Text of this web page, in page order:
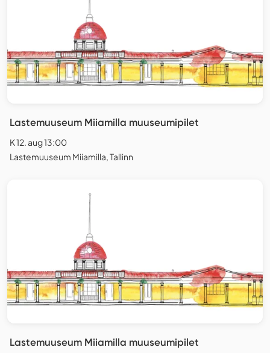
Lastemuuseum Miiamilla muuseumipilet
K 12. aug 13:00
Lastemuuseum Miiamilla, Tallinn
Lastemuuseum Miiamilla muuseumipilet